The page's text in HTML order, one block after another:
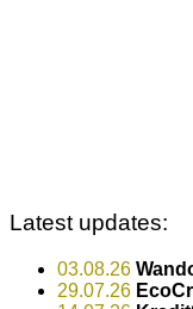
Latest updates:
03.08.26
29.07.26